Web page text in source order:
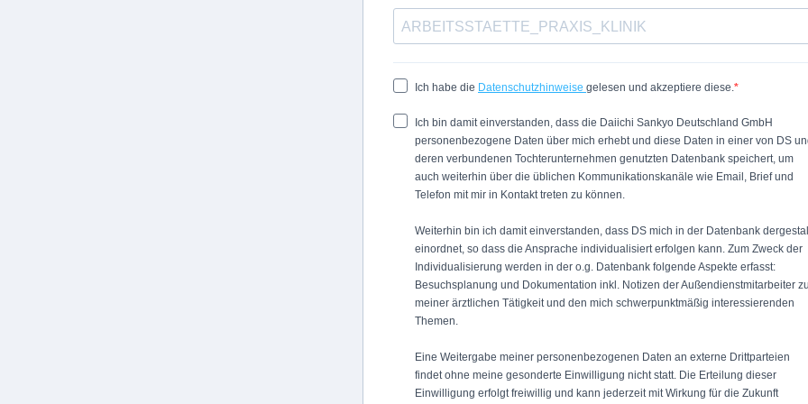
Ich habe die Datenschutzhinweise gelesen und akzeptiere diese.
Ich bin damit einverstanden, dass die Daiichi Sankyo Deutschland GmbH
personenbezogene Daten über mich erhebt und diese Daten in einer von DS
deren verbundenen Tochterunternehmen genutzten Datenbank speichert, um
auch weiterhin über die üblichen Kommunikationskanäle wie Email, Brief und
Telefon mit mir in Kontakt treten zu können.
Weiterhin bin ich damit einverstanden, dass DS mich in der Datenbank
einordnet, so dass die Ansprache individualisiert erfolgen kann. Zum Zweck der
Individualisierung werden in der o.g. Datenbank folgende Aspekte erfasst:
Besuchsplanung und Dokumentation inkl. Notizen der Außendienstmitarbeiter zu
meiner ärztlichen Tätigkeit und den mich schwerpunktmäßig interessierenden
Themen.
Eine Weitergabe meiner personenbezogenen Daten an externe Drittparteien
findet ohne meine gesonderte Einwilligung nicht statt. Die Erteilung dieser
Einwilligung erfolgt freiwillig und kann jederzeit mit Wirkung für die Zukunft